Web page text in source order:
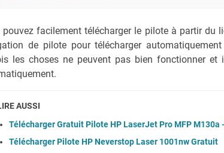
pouvez facilement télécharger le pilote à partir du
de pilote pour télécharger
les choses ne peuvent pas bien fonctionner
AUSSI
Télécharger Gratuit Pilote HP LaserJet Pro MFP M130a
Télécharger Pilote HP Neverstop Laser 1001nw Gratuit